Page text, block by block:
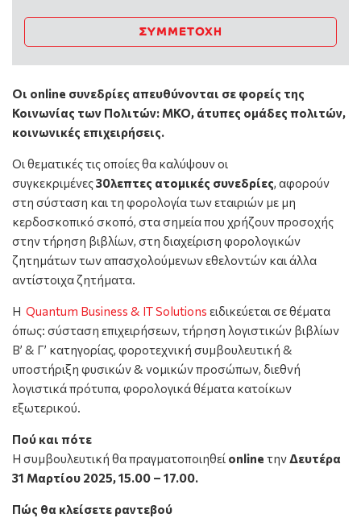
ΣΥΜΜΕΤΟΧΉ
Οι online συνεδρίες απευθύνονται σε φορείς της
Κοινωνίας των Πολιτών: ΜΚΟ, άτυπες ομάδες πολιτών,
κοινωνικές επιχειρήσεις.
Οι θεματικές τις οποίες θα καλύψουν οι
συγκεκριμένες30λεπτες ατομικές συνεδρίες, αφορούν
στη σύσταση και τη φορολογία των εταιριών με μη
κερδοσκοπικό σκοπό, στα σημεία που χρήζουν προσοχής
στην τήρηση βιβλίων, στη διαχείριση φορολογικών
ζητημάτων των απασχολούμενων εθελοντών και άλλα
αντίστοιχα ζητήματα.
Η Quantum Business & IT Solutions ειδικεύεται σε θέματα
όπως: σύσταση επιχειρήσεων, τήρηση λογιστικών βιβλίων
Β’ & Γ’ κατηγορίας, φοροτεχνική συμβουλευτική &
υποστήριξη φυσικών & νομικών προσώπων, διεθνή
λογιστικά πρότυπα, φορολογικά θέματα κατοίκων
εξωτερικού.
Πού και πότε
Η συμβουλευτική θα πραγματοποιηθεί online τηνΔευτέρα
31 Μαρτίου 2025, 15.00 – 17.00.
Πώς θα κλείσετε ραντεβού